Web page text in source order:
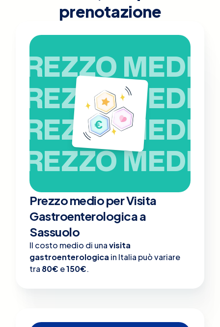
prenotazione
PREZZO MEDIO
PREZZO MEDIO
PREZZO MEDIO
PREZZO MEDIO
Prezzo medio per Visita
Gastroenterologica a
Sassuolo
Il costo medio di unavisita
gastroenterologica in Italia può variare
tra 80€ e150€.